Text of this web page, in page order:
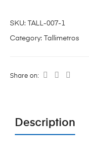
SKU: TALL-007-1
Category: Tallimetros
Share on:
Description